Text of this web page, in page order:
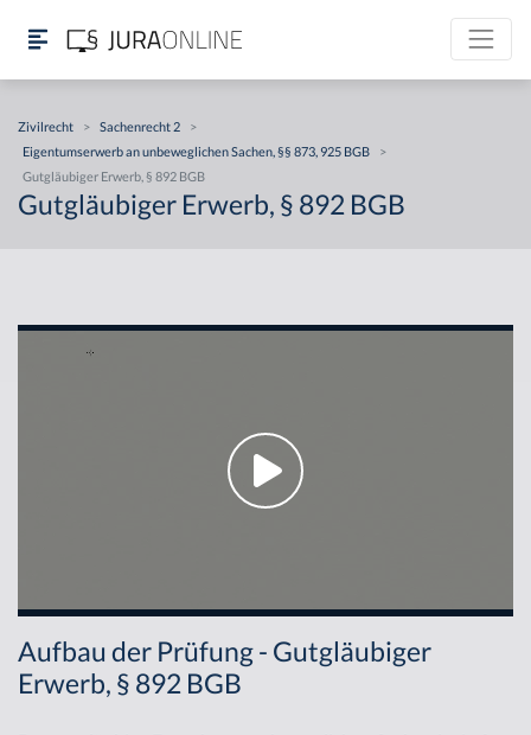
Zivilrecht > Sachenrecht 2
>
Eigentumserwerb an unbeweglichen Sachen, §§ 873, 925 BGB
>
Gutgläubiger Erwerb, § 892 BGB
Gutgläubiger Erwerb, § 892 BGB
Aufbau der Prüfung - Gutgläubiger
Erwerb, § 892 BGB